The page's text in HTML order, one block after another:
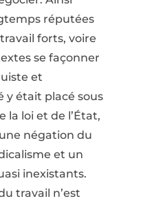
réputées
forts, voire
se façonner
et
y était placé sous
la loi et de l’État,
négation du
et un
inexistants.
travail n’est